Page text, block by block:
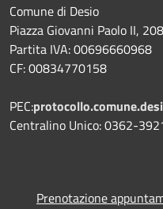
Comune di Desio
Piazza Giovanni Paolo II,
Partita IVA: 00696660968
CF: 00834770158
PEC:
Centralino Unico: 0362-
Prenotazione